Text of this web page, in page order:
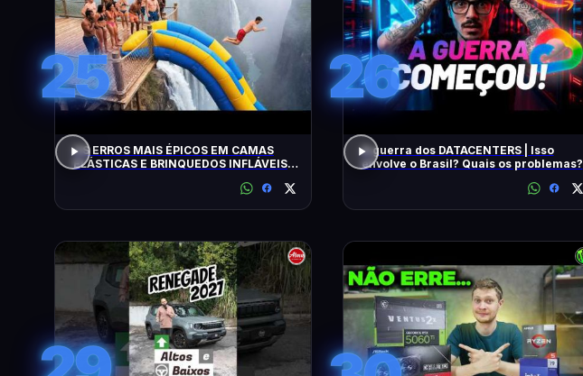
25
OS ERROS MAIS ÉPICOS EM CAMAS
ELÁSTICAS E BRINQUEDOS INFLÁVEIS
26
A guerra dos DATACENTERS | Isso
envolve o Brasil? Quais os problemas?